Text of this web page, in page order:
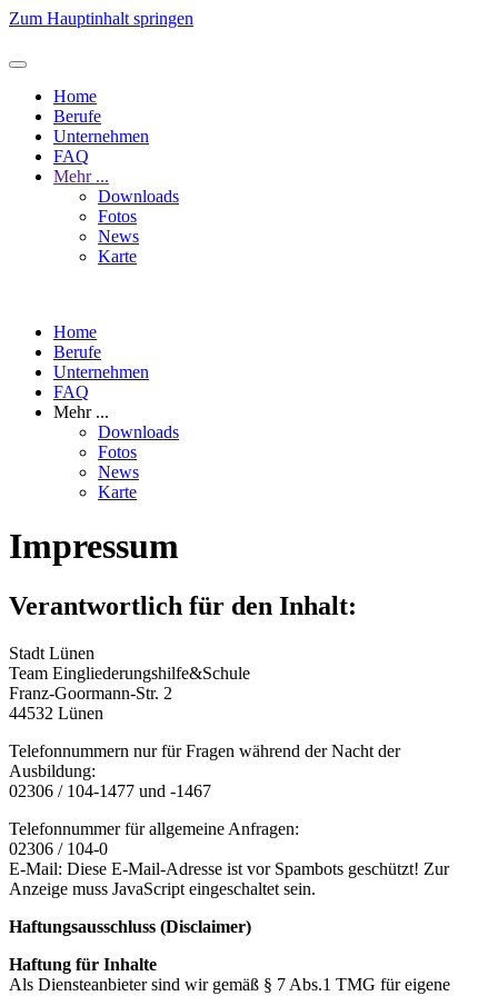
Zum Hauptinhalt springen
Home
Berufe
Unternehmen
FAQ
Mehr ...
Downloads
Fotos
News
Karte
Home
Berufe
Unternehmen
FAQ
Mehr ...
Downloads
Fotos
News
Karte
Impressum
Verantwortlich für den Inhalt:
Stadt Lünen
Team Eingliederungshilfe&Schule
Franz-Goormann-Str. 2
44532 Lünen
Telefonnummern nur für Fragen während der Nacht der
Ausbildung:
02306 / 104-1477 und -1467
Telefonnummer für allgemeine Anfragen:
02306 / 104-0
E-Mail: Diese E-Mail-Adresse ist vor Spambots geschützt! Zur
Anzeige muss JavaScript eingeschaltet sein.
Haftungsausschluss (Disclaimer)
Haftung für Inhalte
Als Diensteanbieter sind wir gemäß § 7 Abs.1 TMG für eigene